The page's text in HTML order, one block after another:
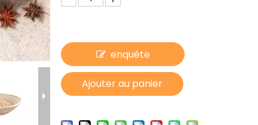
enquête
Ajouter au panier